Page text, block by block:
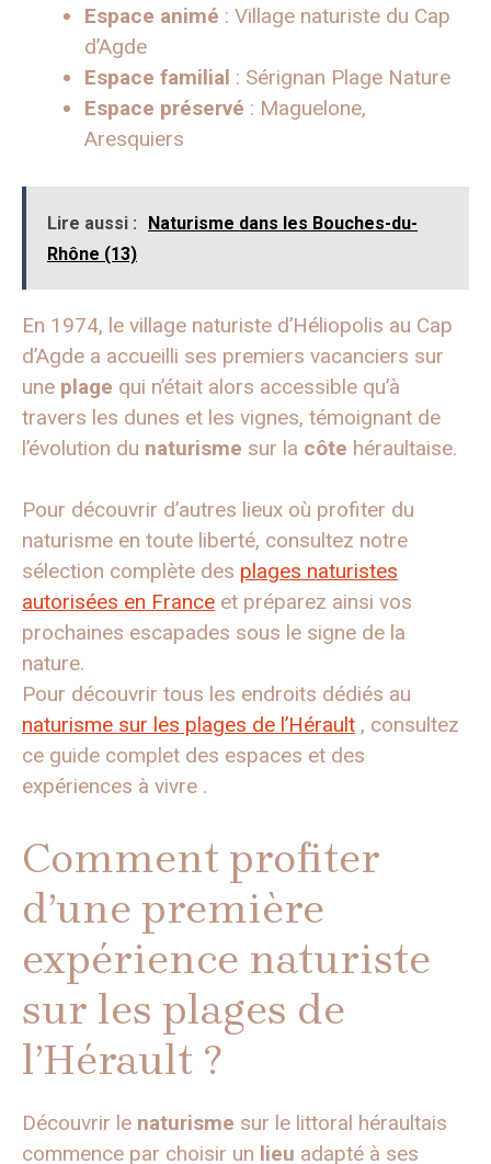
Espace animé : Village naturiste du Cap
d’Agde
Espace familial : Sérignan Plage Nature
Espace préservé : Maguelone,
Aresquiers
Lire aussi :
Naturisme dans les Bouches-du-
Rhône (13)
En 1974, le village naturiste d’Héliopolis au Cap
d’Agde a accueilli ses premiers vacanciers sur
une plage qui n’était alors accessible qu’à
travers les dunes et les vignes, témoignant de
l’évolution du naturisme sur la côte héraultaise.
Pour découvrir d’autres lieux où profiter du
naturisme en toute liberté, consultez notre
sélection complète des plages naturistes
autorisées en France et préparez ainsi vos
prochaines escapades sous le signe de la
nature.
Pour découvrir tous les endroits dédiés au
naturisme sur les plages de l’Hérault , consultez
ce guide complet des espaces et des
expériences à vivre .
Comment profiter
d’une première
expérience naturiste
sur les plages de
l’Hérault ?
Découvrir le naturisme sur le littoral héraultais
commence par choisir un lieu adapté à ses